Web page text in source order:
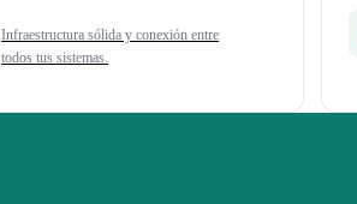
Infraestructura sólida y conexión entre
todos tus sistemas.